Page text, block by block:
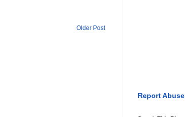
Older Post
Report Abuse